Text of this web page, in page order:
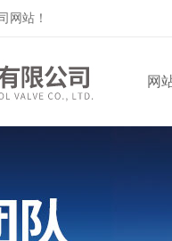
网站！
网